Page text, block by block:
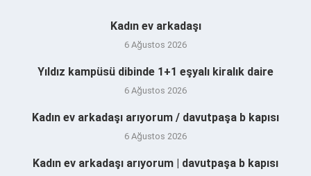
Kadın ev arkadaşı
6 Ağustos 2026
Yıldız kampüsü dibinde 1+1 eşyalı kiralık daire
6 Ağustos 2026
Kadın ev arkadaşı arıyorum / davutpaşa b kapısı
6 Ağustos 2026
Kadın ev arkadaşı arıyorum | davutpaşa b kapısı